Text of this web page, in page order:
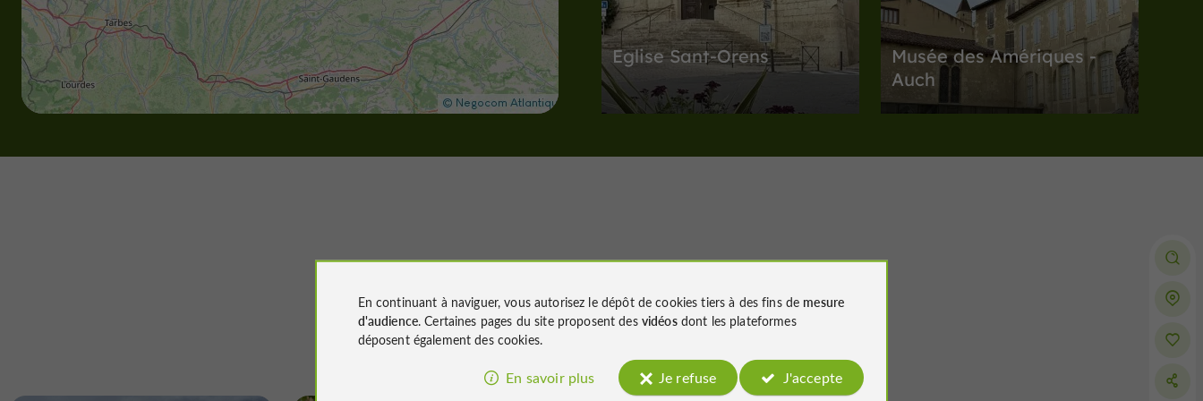
Eglise Sant-Orens
Musée des Amériques -
Auch
Nous avons testé
pour vous
En continuant à naviguer, vous autorisez le dépôt de cookies tiers à des fins de mesure
d'audience. Certaines pages du site proposent des vidéosdont les plateformes
déposent également des cookies.
En savoir plus Je refuse J'accepte